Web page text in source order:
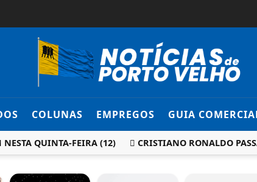
COLUNAS EMPREGOS GUIA
QUINTA-FEIRA (12) CRISTIANO RONALDO PASSA